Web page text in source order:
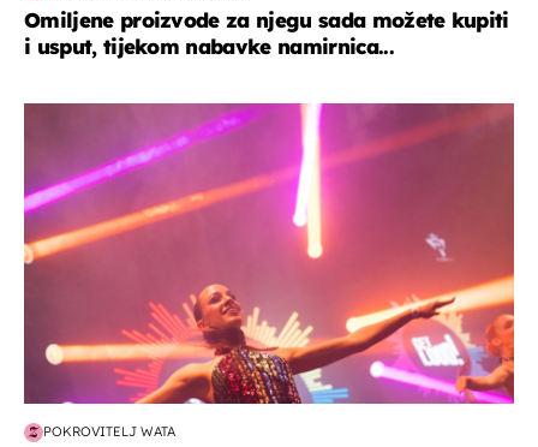
Omiljene proizvode za njegu sada možete kupiti
i usput, tijekom nabavke namirnica...
POKROVITELJ WATA